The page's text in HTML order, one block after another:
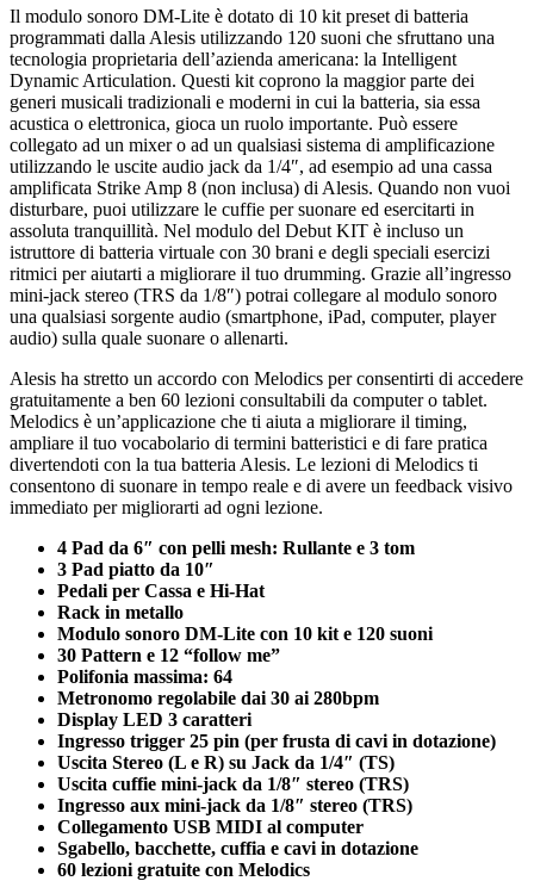
Il modulo sonoro DM-Lite è dotato di 10 kit preset di batteria
programmati dalla Alesis utilizzando 120 suoni che sfruttano una
tecnologia proprietaria dell’azienda americana: la Intelligent
Dynamic Articulation. Questi kit coprono la maggior parte dei
generi musicali tradizionali e moderni in cui la batteria, sia essa
acustica o elettronica, gioca un ruolo importante. Può essere
collegato ad un mixer o ad un qualsiasi sistema di amplificazione
utilizzando le uscite audio jack da 1/4″, ad esempio ad una cassa
amplificata Strike Amp 8 (non inclusa) di Alesis. Quando non vuoi
disturbare, puoi utilizzare le cuffie per suonare ed esercitarti in
assoluta tranquillità. Nel modulo del Debut KIT è incluso un
istruttore di batteria virtuale con 30 brani e degli speciali esercizi
ritmici per aiutarti a migliorare il tuo drumming. Grazie all’ingresso
mini-jack stereo (TRS da 1/8″) potrai collegare al modulo sonoro
una qualsiasi sorgente audio (smartphone, iPad, computer, player
audio) sulla quale suonare o allenarti.
Alesis ha stretto un accordo con Melodics per consentirti di accedere
gratuitamente a ben 60 lezioni consultabili da computer o tablet.
Melodics è un’applicazione che ti aiuta a migliorare il timing,
ampliare il tuo vocabolario di termini batteristici e di fare pratica
divertendoti con la tua batteria Alesis. Le lezioni di Melodics ti
consentono di suonare in tempo reale e di avere un feedback visivo
immediato per migliorarti ad ogni lezione.
4 Pad da 6″ con pelli mesh: Rullante e 3 tom
3 Pad piatto da 10″
Pedali per Cassa e Hi-Hat
Rack in metallo
Modulo sonoro DM-Lite con 10 kit e 120 suoni
30 Pattern e 12 “follow me”
Polifonia massima: 64
Metronomo regolabile dai 30 ai 280bpm
Display LED 3 caratteri
Ingresso trigger 25 pin (per frusta di cavi in dotazione)
Uscita Stereo (L e R) su Jack da 1/4″ (TS)
Uscita cuffie mini-jack da 1/8″ stereo (TRS)
Ingresso aux mini-jack da 1/8″ stereo (TRS)
Collegamento USB MIDI al computer
Sgabello, bacchette, cuffia e cavi in dotazione
60 lezioni gratuite con Melodics